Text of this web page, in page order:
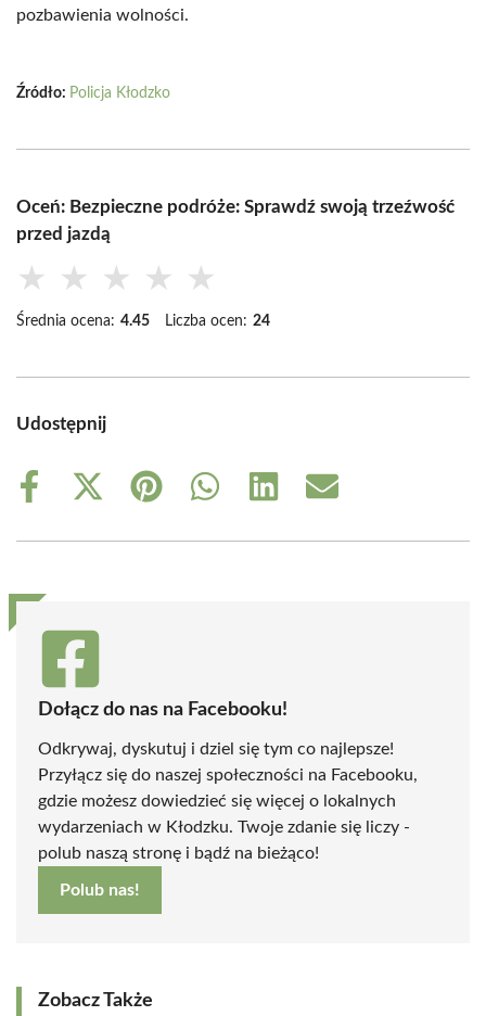
pozbawienia wolności.
Źródło: Policja Kłodzko
Oceń: Bezpieczne podróże: Sprawdź swoją trzeźwość
przed jazdą
★ ★ ★ ★ ★
Średnia ocena: 4.45 Liczba ocen: 24
Udostępnij
Share
Share
(Twitter)
Share
Share
Share
Share
Dołącz do nas na Facebooku!
Odkrywaj, dyskutuj i dziel się tym co najlepsze!
Przyłącz się do naszej społeczności na Facebooku,
gdzie możesz dowiedzieć się więcej o lokalnych
wydarzeniach w Kłodzku. Twoje zdanie się liczy -
polub naszą stronę i bądź na bieżąco!
Polub nas!
Zobacz Także